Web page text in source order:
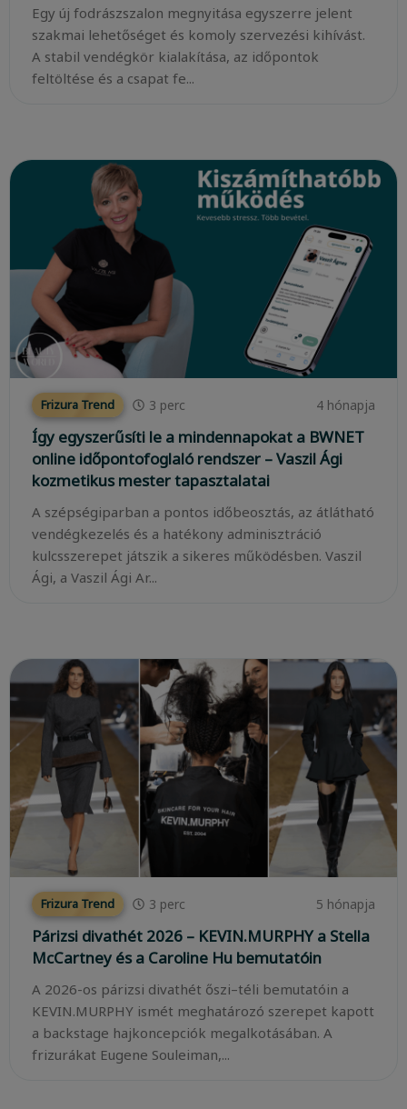
Egy új fodrászszalon megnyitása egyszerre jelent
szakmai lehetőséget és komoly szervezési kihívást.
A stabil vendégkör kialakítása, az időpontok
feltöltése és a csapat fe...
Frizura Trend 3 perc 4 hónapja
Így egyszerűsíti le a mindennapokat a BWNET
online időpontofoglaló rendszer – Vaszil Ági
kozmetikus mester tapasztalatai
A szépségiparban a pontos időbeosztás, az átlátható
vendégkezelés és a hatékony adminisztráció
kulcsszerepet játszik a sikeres működésben. Vaszil
Ági, a Vaszil Ági Ar...
Frizura Trend 3 perc 5 hónapja
Párizsi divathét 2026 – KEVIN.MURPHY a Stella
McCartney és a Caroline Hu bemutatóin
A 2026-os párizsi divathét őszi–téli bemutatóin a
KEVIN.MURPHY ismét meghatározó szerepet kapott
a backstage hajkoncepciók megalkotásában. A
frizurákat Eugene Souleiman,...